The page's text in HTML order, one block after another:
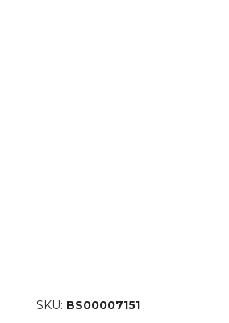
SKU: BS00007151